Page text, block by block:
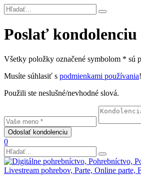
Poslať kondolenciu
Všetky položky označené symbolom * sú
Musíte súhlasiť s podmienkami používania!
Použili ste neslušné/nevhodné slová.
0